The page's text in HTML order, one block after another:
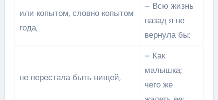
или копытом, словно копытом
года,
– Всю жизнь
назад я не
вернула бы:
не перестала быть нищей,
– Как
малышка;
чего же